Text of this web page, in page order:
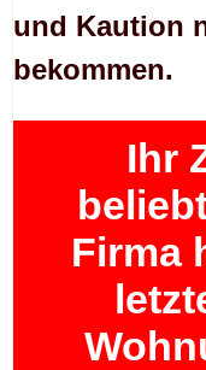
und Kaution
bekommen.
Ihr
Firma